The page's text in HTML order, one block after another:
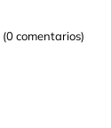
(0 comentarios)